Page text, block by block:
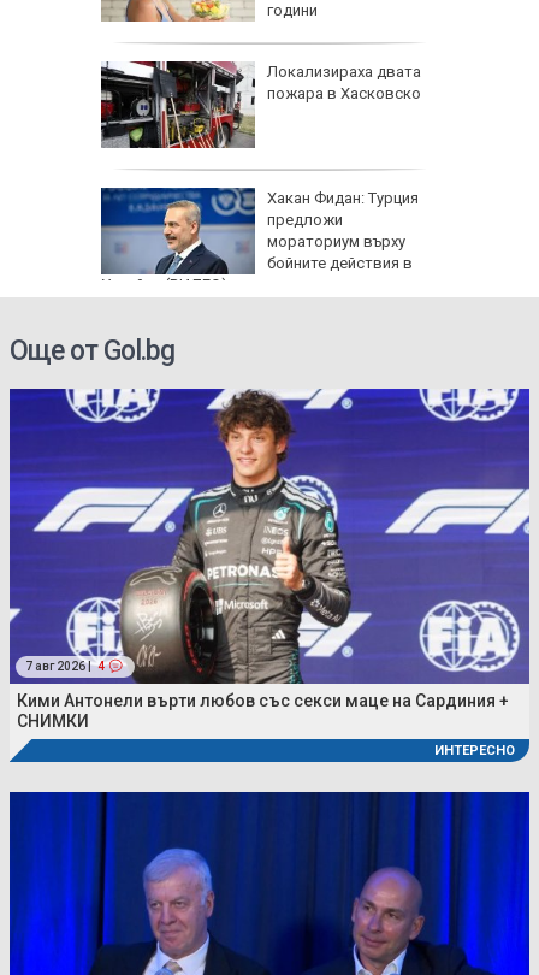
години
Локализираха двата
пожара в Хасковско
Хакан Фидан: Турция
предложи
мораториум върху
бойните действия в
Украйна (ВИДЕО)
Още от Gol.bg
7 авг 2026 | 4
Кими Антонели върти любов със секси маце на Сардиния +
СНИМКИ
ИНТЕРЕСНО